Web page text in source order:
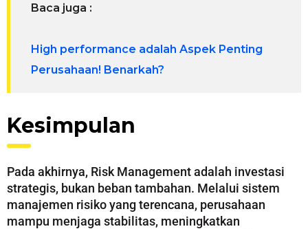
Baca juga :
High performance adalah Aspek Penting
Perusahaan! Benarkah?
Kesimpulan
Pada akhirnya, Risk Management adalah investasi
strategis, bukan beban tambahan. Melalui sistem
manajemen risiko yang terencana, perusahaan
mampu menjaga stabilitas, meningkatkan